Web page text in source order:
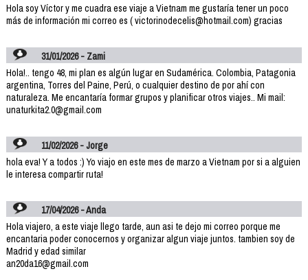
Hola soy Víctor y me cuadra ese viaje a Vietnam me gustaría tener un poco
más de información mi correo es ( victorinodecelis@hotmail.com) gracias
31/01/2026 - Zami
Hola!.. tengo 48, mi plan es algún lugar en Sudamérica. Colombia, Patagonia
argentina, Torres del Paine, Perú, o cualquier destino de por ahí con
naturaleza. Me encantaría formar grupos y planificar otros viajes.. Mi mail:
unaturkita2.0@gmail.com
11/02/2026 - Jorge
hola eva! Y a todos :) Yo viajo en este mes de marzo a Vietnam por si a alguien
le interesa compartir ruta!
17/04/2026 - Anda
Hola viajero, a este viaje llego tarde, aun asi te dejo mi correo porque me
encantaria poder conocernos y organizar algun viaje juntos. tambien soy de
Madrid y edad similar
an20da16@gmail.com